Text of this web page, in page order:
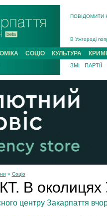
ПОВІДОМИТИ
В Ужгороді 5
Підтвердили
На війні з рф
СОЦІО КУЛЬТУРА
ЗМІ ПАРТІЇ
» Соціо
В околицях
центру Закарпаття